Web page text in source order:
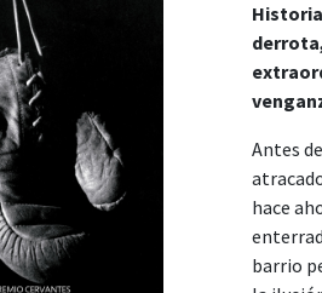
Antes
hace
barrio